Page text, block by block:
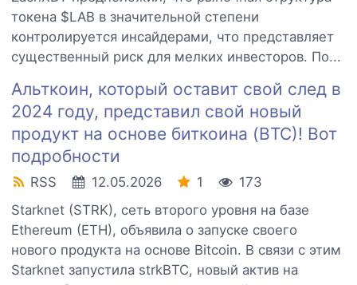
токена $LAB в значительной степени
контролируется инсайдерами, что представляет
существенный риск для мелких инвесторов. По...
Альткоин, который оставит свой след в
2024 году, представил свой новый
продукт на основе биткоина (BTC)! Вот
подробности
RSS 12.05.2026 1
173
Starknet (STRK), сеть второго уровня на базе
Ethereum (ETH), объявила о запуске своего
нового продукта на основе Bitcoin. В связи с этим
Starknet запустила strkBTC, новый актив на